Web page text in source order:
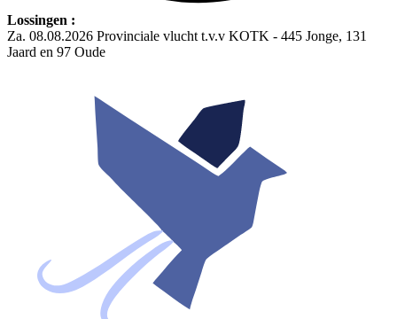
Lossingen :
Za. 08.08.2026 Provinciale vlucht t.v.v KOTK - 445 Jonge, 131
Jaard en 97 Oude